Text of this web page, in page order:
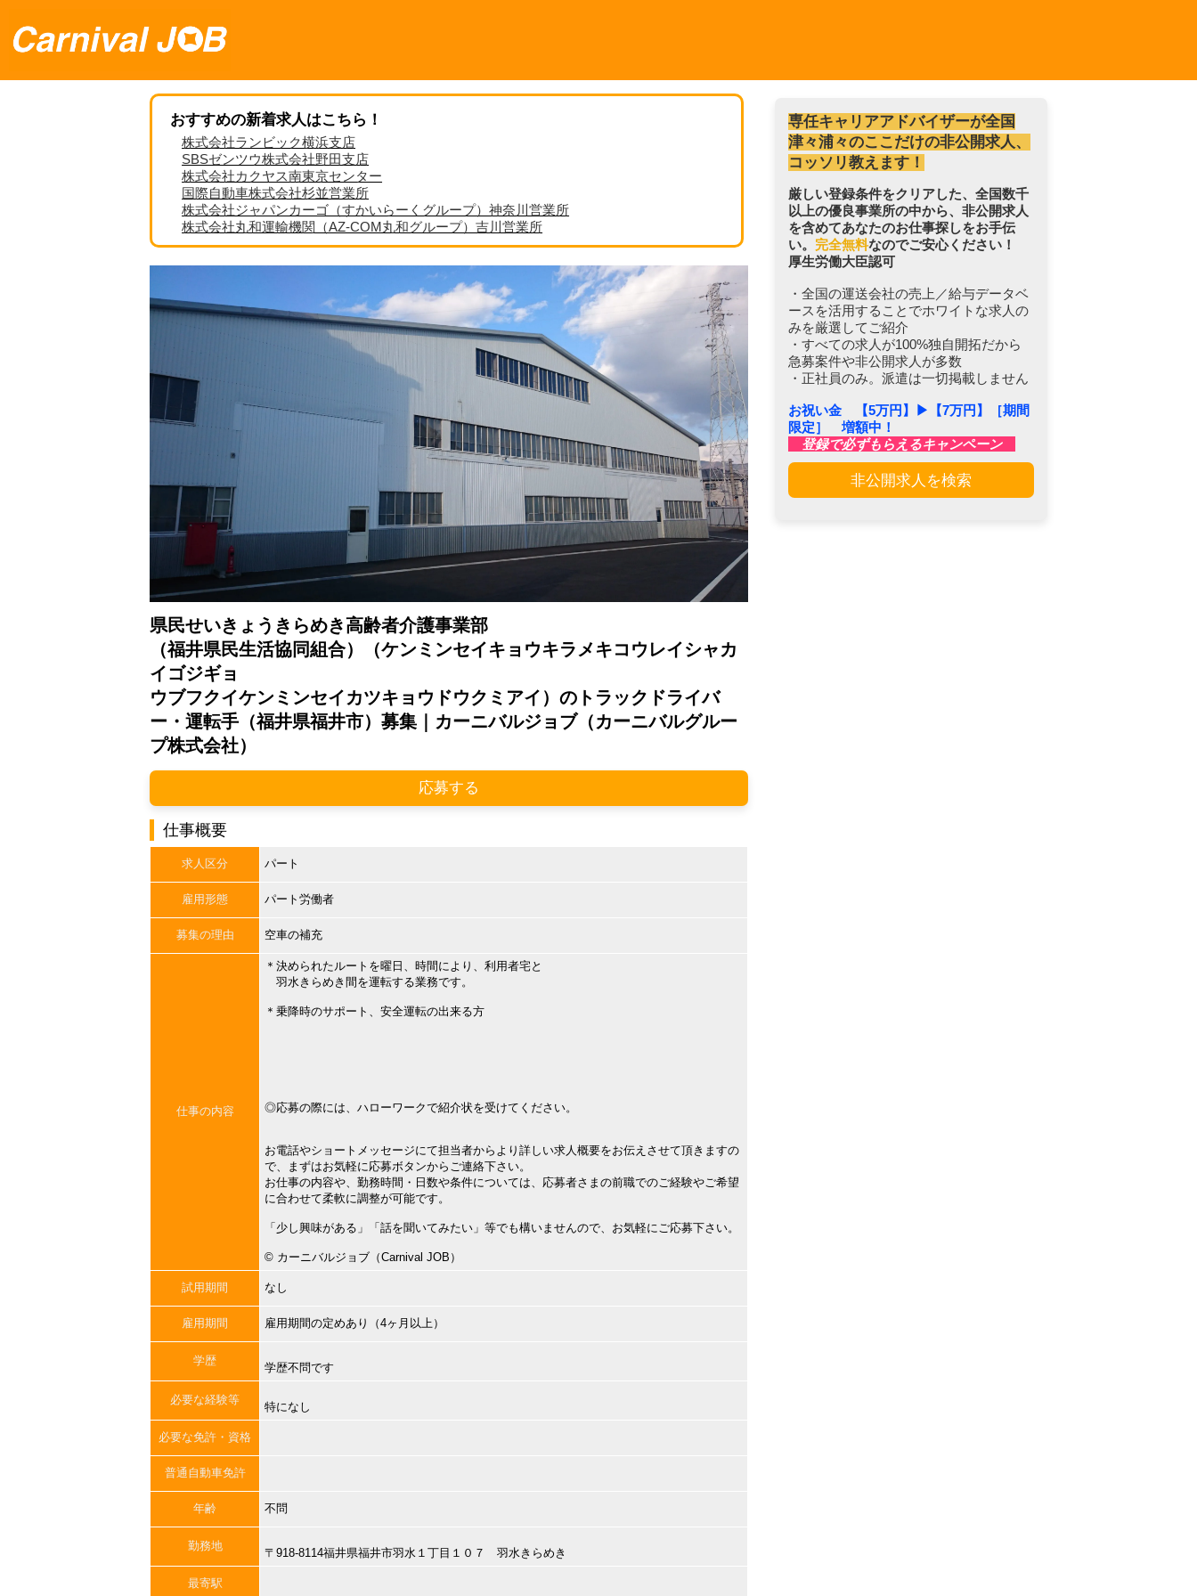
おすすめの新着求人はこちら！
株式会社ランビック横浜支店
SBSゼンツウ株式会社野田支店
株式会社カクヤス南東京センター
国際自動車株式会社杉並営業所
株式会社ジャパンカーゴ（すかいらーくグループ）神奈川営業所
株式会社丸和運輸機関（AZ-COM丸和グループ）吉川営業所
県民せいきょうきらめき高齢者介護事業部
（福井県民生活協同組合）（ケンミンセイキョウキラメキコウレイシャカ
イゴジギョ
ウブフクイケンミンセイカツキョウドウクミアイ）のトラックドライバ
ー・運転手（福井県福井市）募集｜カーニバルジョブ（カーニバルグルー
プ株式会社）
応募する
仕事概要
求人区分 パート
雇用形態 パート労働者
募集の理由 空車の補充
仕事の内容
＊決められたルートを曜日、時間により、利用者宅と
羽水きらめき間を運転する業務です。
＊乗降時のサポート、安全運転の出来る方
◎応募の際には、ハローワークで紹介状を受けてください。
お電話やショートメッセージにて担当者からより詳しい求人概要をお伝えさせて頂きますの
で、まずはお気軽に応募ボタンからご連絡下さい。
お仕事の内容や、勤務時間・日数や条件については、応募者さまの前職でのご経験やご希望
に合わせて柔軟に調整が可能です。
「少し興味がある」「話を聞いてみたい」等でも構いませんので、お気軽にご応募下さい。
©︎ カーニバルジョブ（Carnival JOB）
試用期間 なし
雇用期間 雇用期間の定めあり（4ヶ月以上）
学歴
学歴不問です
必要な経験等
特になし
必要な免許・資格
普通自動車免許
年齢 不問
勤務地
〒918-8114福井県福井市羽水１丁目１０７ 羽水きらめき
最寄駅
専任キャリアアドバイザーが全国
津々浦々のここだけの非公開求人、
コッソリ教えます！
厳しい登録条件をクリアした、全国数千
以上の優良事業所の中から、非公開求人
を含めてあなたのお仕事探しをお手伝
い。 完全無料なのでご安心ください！
厚生労働大臣認可
・全国の運送会社の売上／給与データベ
ースを活用することでホワイトな求人の
みを厳選してご紹介
・すべての求人が100%独自開拓だから
急募案件や非公開求人が多数
・正社員のみ。派遣は一切掲載しません
お祝い金 【5万円】▶︎【7万円】［期間
限定］ 増額中！
登録で必ずもらえるキャンペーン
非公開求人を検索